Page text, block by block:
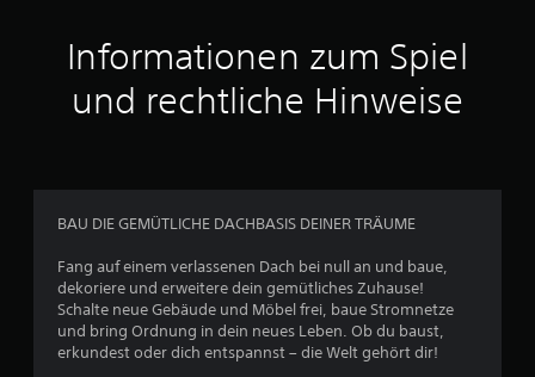
t
t
h
e
B
Informationen zum Spiel
und rechtliche Hinweise
BAU DIE GEMÜTLICHE DACHBASIS DEINER TRÄUME
Fang auf einem verlassenen Dach bei null an und baue,
dekoriere und erweitere dein gemütliches Zuhause!
Schalte neue Gebäude und Möbel frei, baue Stromnetze
und bring Ordnung in dein neues Leben. Ob du baust,
erkundest oder dich entspannst – die Welt gehört dir!